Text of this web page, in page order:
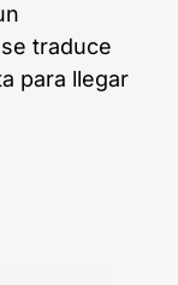
traduce
para llegar